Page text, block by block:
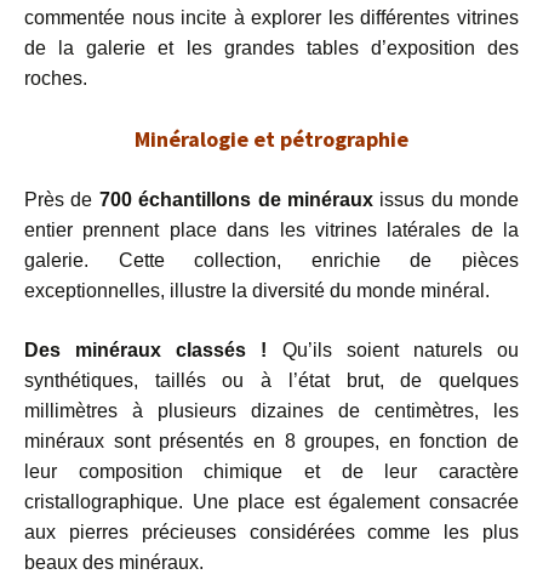
commentée nous incite à explorer les différentes vitrines
de la galerie et les grandes tables d’exposition des
roches.
Minéralogie et pétrographie
Près de 700 échantillons de minérauxissus du monde
entier prennent place dans les vitrines latérales de la
galerie. Cette collection, enrichie de pièces
exceptionnelles, illustre la diversité du monde minéral.
Des minéraux classés ! Qu’ils soient naturels ou
synthétiques, taillés ou à l’état brut, de quelques
millimètres à plusieurs dizaines de centimètres, les
minéraux sont présentés en 8 groupes, en fonction de
leur composition chimique et de leur caractère
cristallographique. Une place est également consacrée
aux pierres précieuses considérées comme les plus
beaux des minéraux.